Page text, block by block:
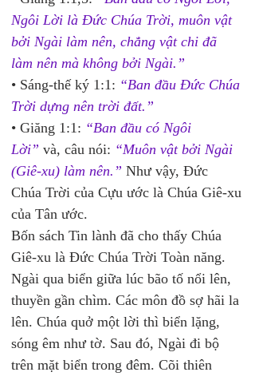
Ngôi Lời là Đức Chúa Trời, muôn vật
bởi Ngài làm nên, chẳng vật chi đã
làm nên mà không bởi Ngài.”
• Sáng-thế ký 1:1: “Ban đầu Đức Chúa
Trời dựng nên trời đất.”
• Giăng 1:1: “Ban đầu có Ngôi
Lời” và, câu nói: “Muôn vật bởi Ngài
(Giê-xu) làm nên.” Như vậy, Đức
Chúa Trời của Cựu ước là Chúa Giê-xu
của Tân ước.
Bốn sách Tin lành đã cho thấy Chúa
Giê-xu là Đức Chúa Trời Toàn năng.
Ngài qua biển giữa lúc bão tố nổi lên,
thuyền gần chìm. Các môn đồ sợ hãi la
lên. Chúa quở một lời thì biển lặng,
sóng êm như tờ. Sau đó, Ngài đi bộ
trên mặt biển trong đêm. Cõi thiên